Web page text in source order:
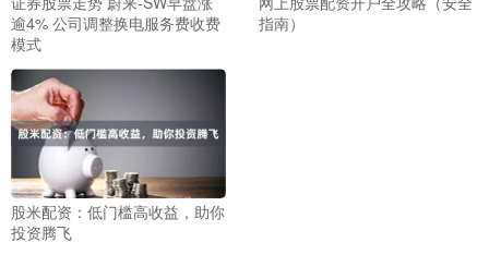
逾4% 公司调整换电服务费收费
模式
指南）
股米配资：低门槛高收益，助你
投资腾飞